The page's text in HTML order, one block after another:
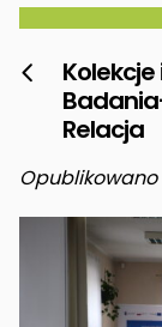

Relacja
Opublikowano